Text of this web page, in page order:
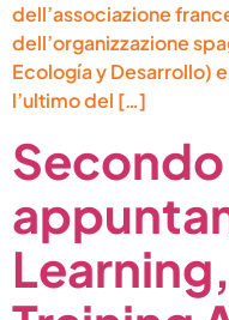
dell’associazione
dell’organizzazione
Ecología y Desarrollo)
l’ultimo del […]
Secondo